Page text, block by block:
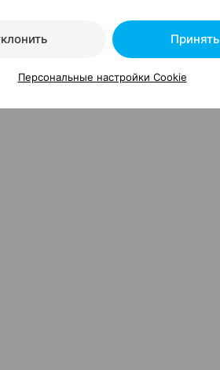
Принять
Персональные настройки Cookie